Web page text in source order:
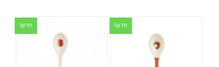
חדש! חדש!